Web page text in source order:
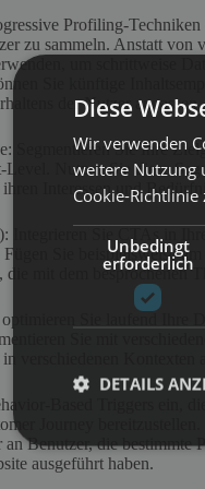
Profiling-
zu sammeln. Anstatt
um schrittweise
Sie künftige
der Nutzer anpassen.
Segmentieren Sie Ihre
Nutzen Sie diese
Interessen und
Sie CTAs in
Sie beispielsweise
mit dem besprochenen
Sie laufend Ihre
Sie mit
verschiedenen Kontexten
Based Triggers ein,
Journey
Benutzer, die bestimmte
ausgeführt haben.
Diese
Wir verwenden
weitere Nutzung
Cookie-Richtlinie
Unbedingt
erforderlich
DETAILS